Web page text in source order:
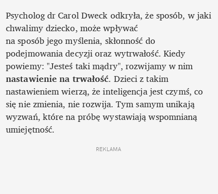
Psycholog dr Carol Dweck odkryła, że sposób, w jaki
chwalimy dziecko, może wpływać
na sposób jego myślenia, skłonność do
podejmowania decyzji oraz wytrwałość. Kiedy
nastawienie na trwałość. Dzieci z takim
nastawieniem wierzą, że inteligencja jest czymś, co
się nie zmienia, nie rozwija. Tym samym unikają
wyzwań, które na próbę wystawiają wspomnianą
umiejętność.
REKLAMA